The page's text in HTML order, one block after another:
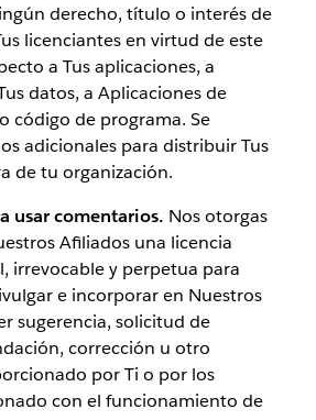
derecho, título o interés de
licenciantes en virtud de este
a Tus aplicaciones, a
datos, a Aplicaciones de
código de programa. Se
adicionales para distribuir Tus
de tu organización.
usar comentarios. Nos otorgas
Afiliados una licencia
irrevocable y perpetua para
e incorporar en Nuestros
sugerencia, solicitud de
corrección u otro
por Ti o por los
con el funcionamiento de